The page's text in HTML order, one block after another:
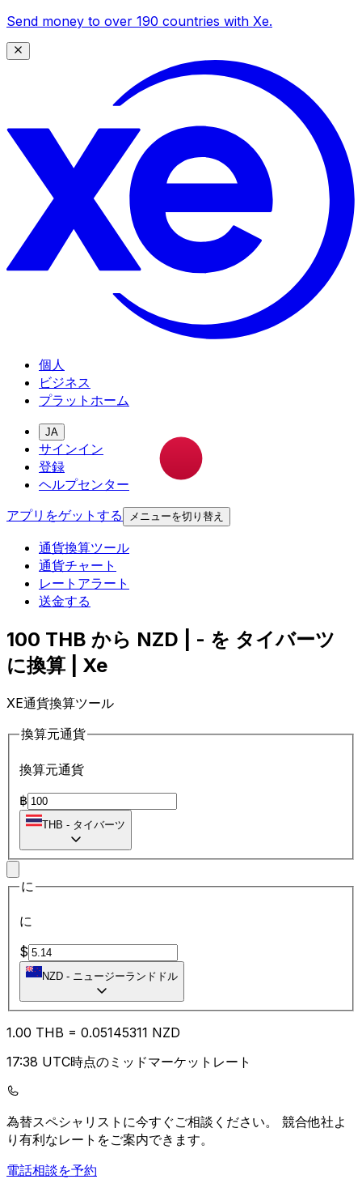
Send money to over 190 countries with Xe.
個人
ビジネス
プラットホーム
JA
サインイン
登録
ヘルプセンター
アプリをゲットする
メニューを切り替え
通貨換算ツール
通貨チャート
レートアラート
送金する
100 THB から NZD | - を タイバーツ
に換算 | Xe
XE通貨換算ツール
換算元通貨
換算元通貨
฿
THB - タイバーツ
に
に
$
NZD - ニュージーランドドル
1.00 THB = 0.05145311 NZD
17:38 UTC時点のミッドマーケットレート
為替スペシャリストに今すぐご相談ください。 競合他社よ
り有利なレートをご案内できます。
電話相談を予約